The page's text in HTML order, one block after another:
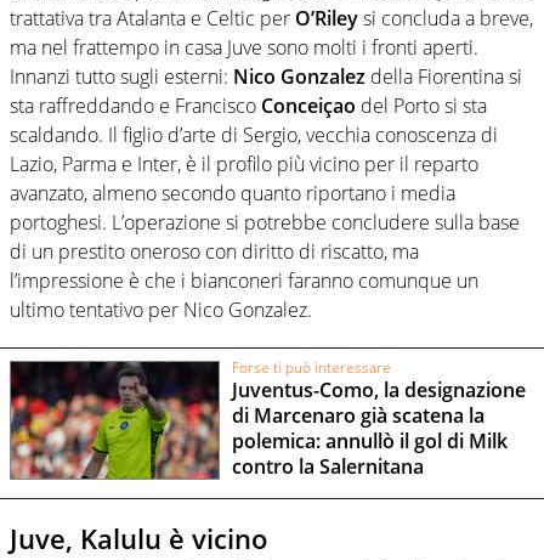
trattativa tra Atalanta e Celtic per O’Rileysi concluda a breve,
ma nel frattempo in casa Juve sono molti i fronti aperti.
Innanzi tutto sugli esterni: Nico Gonzalez della Fiorentina si
sta raffreddando e Francisco Conceiçao del Porto si sta
scaldando. Il figlio d’arte di Sergio, vecchia conoscenza di
Lazio, Parma e Inter, è il profilo più vicino per il reparto
avanzato, almeno secondo quanto riportano i media
portoghesi. L’operazione si potrebbe concludere sulla base
di un prestito oneroso con diritto di riscatto, ma
l’impressione è che i bianconeri faranno comunque un
ultimo tentativo per Nico Gonzalez.
Forse ti può interessare
Juventus-Como, la designazione
di Marcenaro già scatena la
polemica: annullò il gol di Milk
contro la Salernitana
Juve, Kalulu è vicino